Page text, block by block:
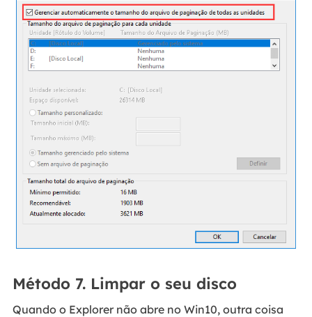
Método 7. Limpar o seu disco
Quando o Explorer não abre no Win10, outra coisa